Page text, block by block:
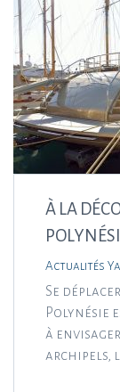
À LA
Actualités
Se
Polynésie
à
archipels,